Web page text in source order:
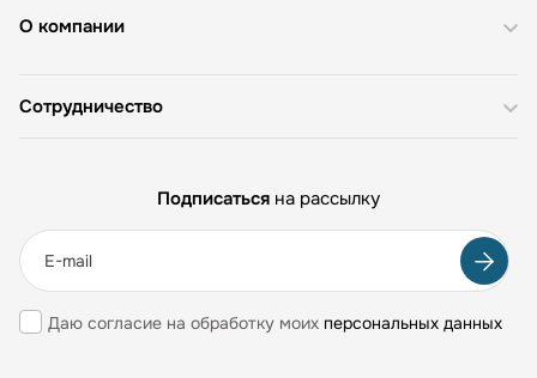
О компании
Сотрудничество
Подписаться на рассылку
Даю согласие на обработку моих персональных данных